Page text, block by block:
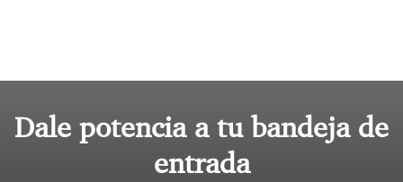
Dale potencia a tu bandeja de
entrada